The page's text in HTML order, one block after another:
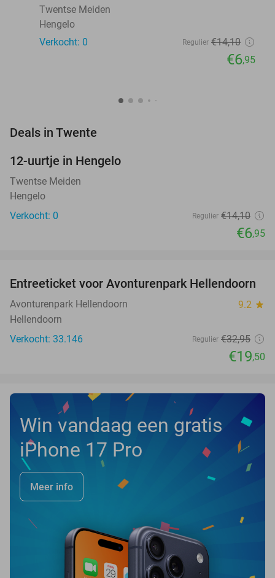
Twentse Meiden
Hengelo
Verkocht: 0
Regulier €14,10
€6,95
Deals in Twente
TODAY
12-uurtje in Hengelo
Twentse Meiden
Hengelo
Verkocht: 0
Regulier €14,10
€6,95
41%
Entreeticket voor Avonturenpark Hellendoorn
Avonturenpark Hellendoorn 9.2 star
Hellendoorn
Verkocht: 33.146
Regulier €32,95
€19,50
Win vandaag een gratis
iPhone 17 Pro
Meer info